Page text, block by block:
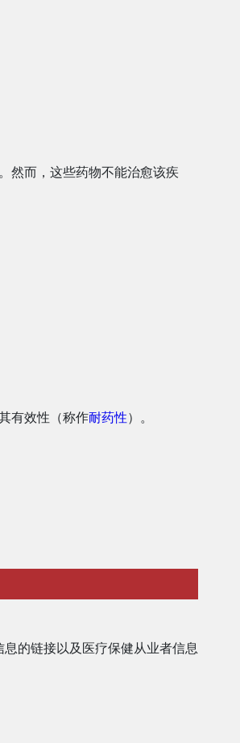
然而，这些药物不能治愈该疾
有效性（称作耐药性）。
的链接以及医疗保健从业者信息